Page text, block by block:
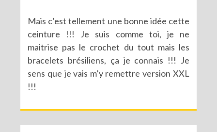
Mais c’est tellement une bonne idée cette
ceinture !!! Je suis comme toi, je ne
maitrise pas le crochet du tout mais les
bracelets brésiliens, ça je connais !!! Je
sens que je vais m’y remettre version XXL
!!!